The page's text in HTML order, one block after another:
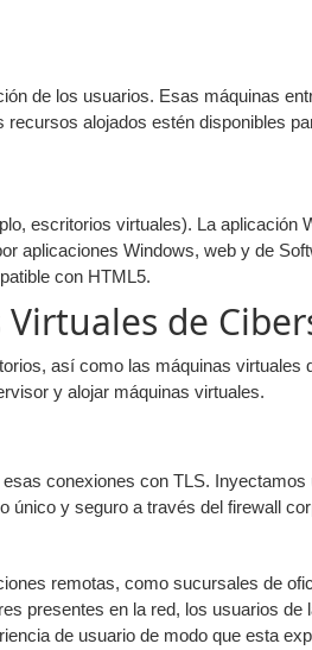
de los usuarios. Esas máquinas
alojados estén disponibles
escritorios virtuales). La
aplicaciones Windows, web y de
con HTML5.
de
así como las máquinas
y alojar máquinas virtuales.
conexiones con TLS.
único y seguro a través del firewall
remotas, como sucursales de
presentes en la red, los usuarios
de usuario de modo que esta